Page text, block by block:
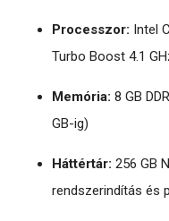
Processzor: Intel
Turbo Boost 4.1
Memória: 8 GB
GB-ig)
Háttértár: 256 GB
rendszerindítás és